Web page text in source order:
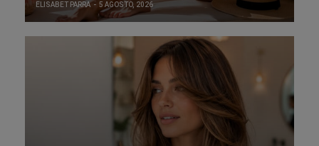
ELISABET PARRA 5 AGOSTO, 2026